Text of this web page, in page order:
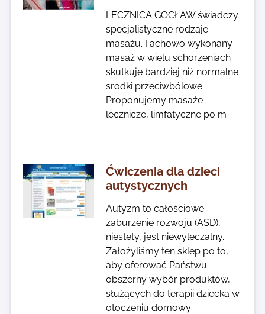
LECZNICA GOCŁAW świadczy
specjalistyczne rodzaje
masażu. Fachowo wykonany
masaż w wielu schorzeniach
skutkuje bardziej niż normalne
srodki przeciwbólowe.
Proponujemy masaże
lecznicze, limfatyczne po m
Ćwiczenia dla dzieci
autystycznych
Autyzm to całościowe
zaburzenie rozwoju (ASD),
niestety, jest niewyleczalny.
Założyliśmy ten sklep po to,
aby oferować Państwu
obszerny wybór produktów,
służących do terapii dziecka w
otoczeniu domowy